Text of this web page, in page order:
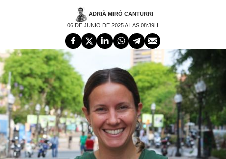
ADRIÀ MIRÓ CANTURRI
06 DE JUNIO DE 2025 A LAS 08:39H